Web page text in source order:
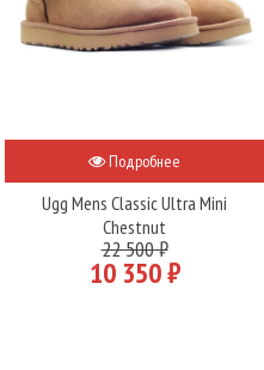
Подробнее
Ugg Mens Classic Ultra Mini
Chestnut
22 500 ₽
10 350 ₽